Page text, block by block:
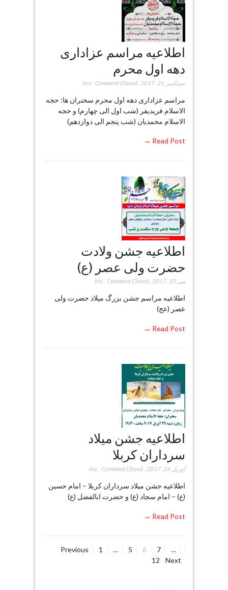
اطلاعیه مراسم عزاداری
دهه اول محرم
سپتامبر 21, 2017 ,
ircc, Comment Closed
مراسم عزاداری دهه اول محرم سخنران ها: حجه
الاسلام فریدیفر (شب اول الی چهارم) و حجه
الاسلام محمدیان (شب پنجم الی دوازدهم)
Read Post →
اطلاعیه جشن ولادت
حضرت ولی عصر (ع)
می 10, 2017 ,
ircc, Comment Closed
اطلاعیه مراسم جشن بزرگ میلاد حضرت ولی
عصر (عج)
Read Post →
اطلاعیه جشن میلاد
سرداران کربلا
آوریل 26, 2017 ,
ircc, Comment Closed
اطلاعیه جشن میلاد سرداران کربلا – امام حسین
(ع) – امام سجاد (ع) و حضرت ابالفضل (ع)
Read Post →
صفحه‌بندی
PreviousPage 1 …Page 5
Page 6
Page 7 …
Page
12
Next